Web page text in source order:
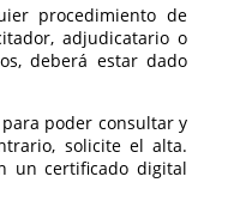
procedimiento de
adjudicatario o
deberá estar dado
poder consultar y
solicite el alta.
un certificado digital